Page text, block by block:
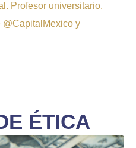
Profesor universitario.
@CapitalMexico y
ÉTICA